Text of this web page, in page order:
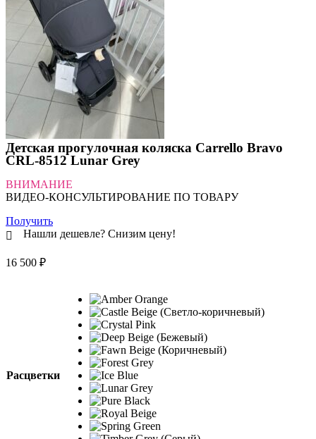
Детская прогулочная коляска Carrello Bravo
CRL-8512 Lunar Grey
ВНИМАНИЕ
ВИДЕО-КОНСУЛЬТИРОВАНИЕ ПО ТОВАРУ
Получить
Нашли дешевле? Снизим цену!
16 500 ₽
Расцветки